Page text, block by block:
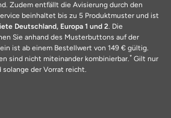
Zudem entfällt die Avisierung durch den
beinhaltet bis zu 5 Produktmuster und ist
Deutschland, Europa 1 und 2. Die
Sie anhand des Musterbuttons auf der
ist ab einem Bestellwert von 149 € gültig.
sind nicht miteinander kombinierbar.* Gilt nur
der Vorrat reicht.